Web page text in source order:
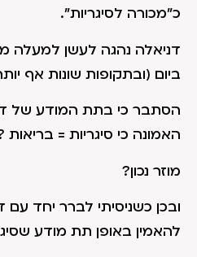
כ"מכורה לסיגריות".
ביום (ובתקופות שונות אף
הסתבר כי בתת המודע של
האמונה כי סיגריות = בריאות
מוזר נכון?
ובכן כשניסיתי לברר יחד
להאמין באופן תת מודע